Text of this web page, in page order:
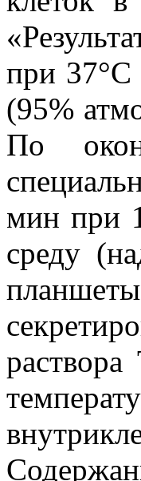
при 37°С
(95%
По
мин при
среду